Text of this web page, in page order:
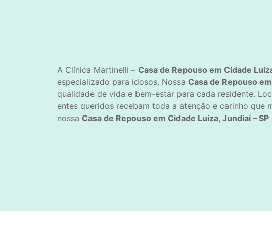
A Clínica Martinelli – Casa de Repouso em Cidade
especializado para idosos. Nossa Casa de Repouso
qualidade de vida e bem-estar para cada residente.
entes queridos recebam toda a atenção e carinho que
nossa Casa de Repouso em Cidade Luiza, Jundiaí – SP